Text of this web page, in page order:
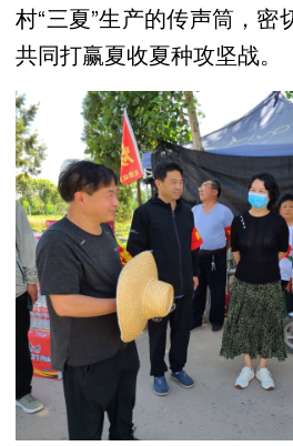
村“三夏”生产的传声筒，密
共同打赢夏收夏种攻坚战。